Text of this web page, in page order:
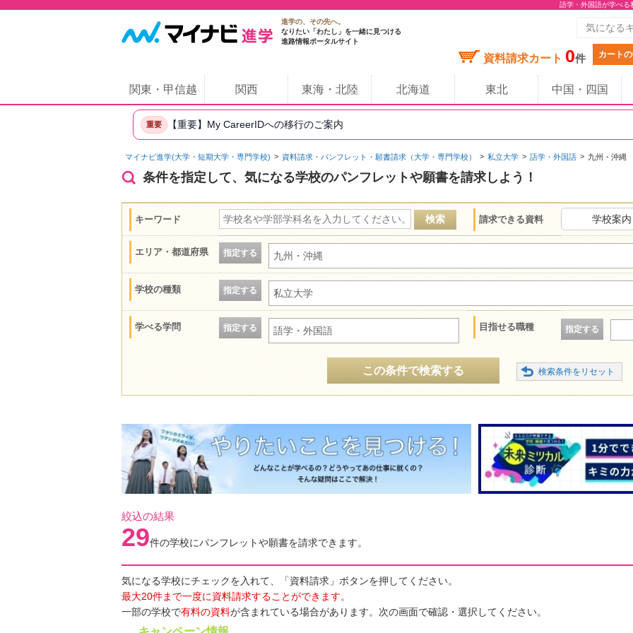
語学・外国語が学べる
進学の、その先へ。
なりたい「わたし」を一緒に見つける
進路情報ポータルサイト
資料請求カート 0件 カート
関東・甲信越 関西 東海・北陸 北海道 東北 中国・四国
重要 【重要】My CareerIDへの移行のご案内
マイナビ進学(大学・短期大学・専門学校) 資料請求・パンフレット・願書請求（大学・専門学校） 私立大学 語学・外国語 九州・沖縄
条件を指定して、気になる学校のパンフレットや願書を請求しよう！
キーワード 請求できる資料 学校案内
エリア・都道府県 指定する 九州・沖縄
学校の種類 指定する 私立大学
学べる学問 指定する 語学・外国語 目指せる職種 指定する
この条件で検索する
絞込の結果
29件の学校にパンフレットや願書を請求できます。
気になる学校にチェックを入れて、「資料請求」ボタンを押してください。
最大20件まで一度に資料請求することができます。
一部の学校で有料の資料が含まれている場合があります。次の画面で確認・選択してください。